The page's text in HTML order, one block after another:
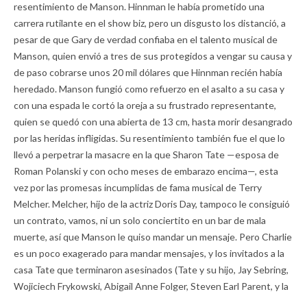
resentimiento de Manson. Hinnman le había prometido una
carrera rutilante en el show biz, pero un disgusto los distanció, a
pesar de que Gary de verdad confiaba en el talento musical de
Manson, quien envió a tres de sus protegidos a vengar su causa y
de paso cobrarse unos 20 mil dólares que Hinnman recién había
heredado. Manson fungió como refuerzo en el asalto a su casa y
con una espada le cortó la oreja a su frustrado representante,
quien se quedó con una abierta de 13 cm, hasta morir desangrado
por las heridas infligidas. Su resentimiento también fue el que lo
llevó a perpetrar la masacre en la que Sharon Tate —esposa de
Roman Polanski y con ocho meses de embarazo encima—, esta
vez por las promesas incumplidas de fama musical de Terry
Melcher. Melcher, hijo de la actriz Doris Day, tampoco le consiguió
un contrato, vamos, ni un solo conciertito en un bar de mala
muerte, así que Manson le quiso mandar un mensaje. Pero Charlie
es un poco exagerado para mandar mensajes, y los invitados a la
casa Tate que terminaron asesinados (Tate y su hijo, Jay Sebring,
Wojiciech Frykowski, Abigail Anne Folger, Steven Earl Parent, y la